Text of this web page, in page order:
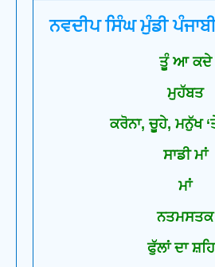
ਨਵਦੀਪ ਸਿੰਘ ਮੁੰਡੀ
ਤੂੰ ਆ ਕਦੇ
ਮੁਹੱਬਤ
ਕਰੋਨਾ, ਚੂਹੇ, ਮਨੁੱਖ
ਸਾਡੀ ਮਾਂ
ਮਾਂ
ਨਤਮਸਤਕ
ਫੁੱਲਾਂ ਦਾ